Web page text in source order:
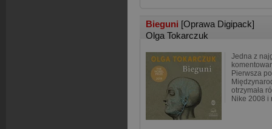
Bieguni [Oprawa Digipack]
Olga Tokarczuk
Jedna z
Pierwsza
otrzymała
Nike 2008 i